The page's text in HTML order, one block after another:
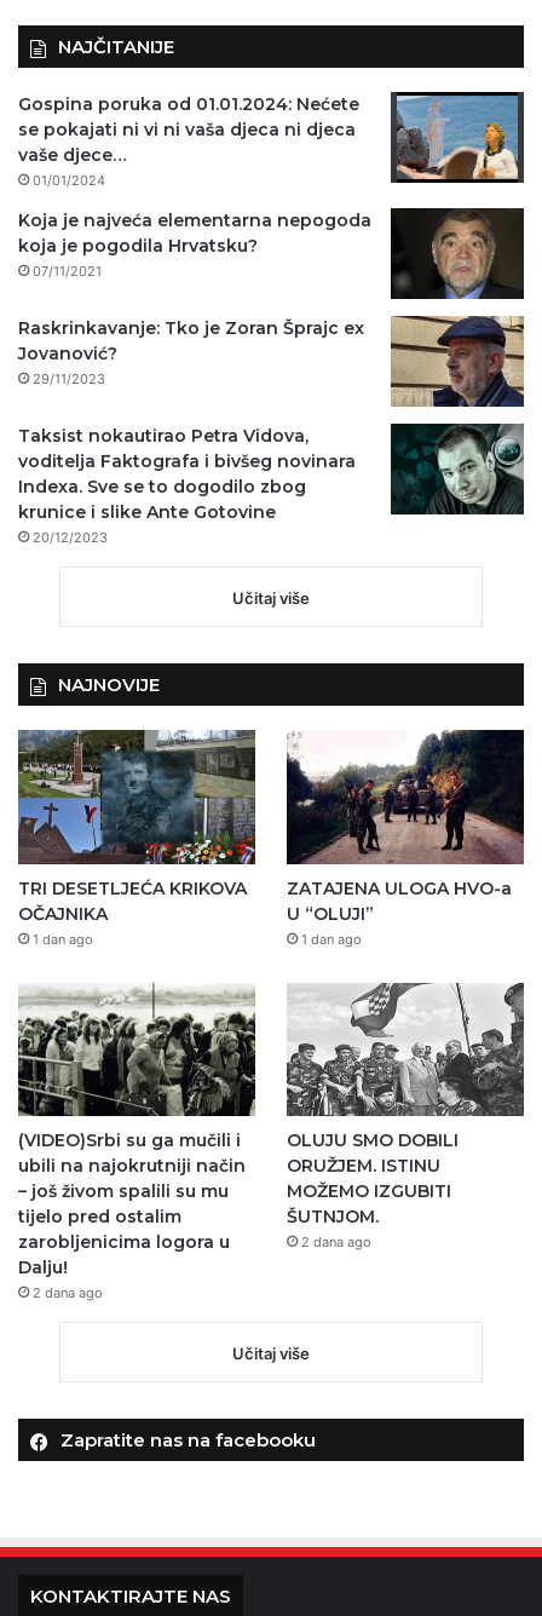
NAJČITANIJE
Gospina poruka od 01.01.2024: Nećete
se pokajati ni vi ni vaša djeca ni djeca
vaše djece…
01/01/2024
Koja je najveća elementarna nepogoda
koja je pogodila Hrvatsku?
07/11/2021
Raskrinkavanje: Tko je Zoran Šprajc ex
Jovanović?
29/11/2023
Taksist nokautirao Petra Vidova,
voditelja Faktografa i bivšeg novinara
Indexa. Sve se to dogodilo zbog
krunice i slike Ante Gotovine
20/12/2023
Učitaj više
NAJNOVIJE
TRI DESETLJEĆA KRIKOVA
OČAJNIKA
1 dan ago
ZATAJENA ULOGA HVO-a
U “OLUJI”
1 dan ago
(VIDEO)Srbi su ga mučili i
ubili na najokrutniji način
– još živom spalili su mu
tijelo pred ostalim
zarobljenicima logora u
Dalju!
2 dana ago
OLUJU SMO DOBILI
ORUŽJEM. ISTINU
MOŽEMO IZGUBITI
ŠUTNJOM.
2 dana ago
Učitaj više
Zapratite nas na facebooku
KONTAKTIRAJTE NAS